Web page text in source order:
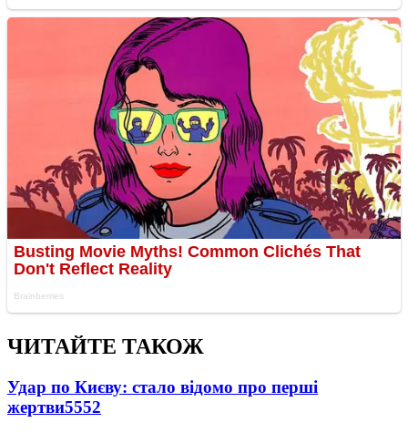
ЧИТАЙТЕ ТАКОЖ
Удар по Києву: стало відомо про перші
жертви5552